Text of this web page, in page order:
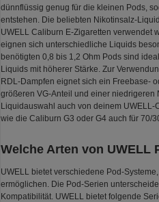
dünnflüssig genug für die kleinen Pods,
entstehen. Die beliebten Nikotinsalz-
UWELL Caliburn E-Zigaretten verwendet
eignen sich unterschiedliche Liquids
benötigten 0,8 bis 1,2 Ohm Pods sind
Liquids mit höherer Stärke. Zur
RDL-Dampfen eignet sich ein Freebase-
größeren VG-Anteil und einer niedrigeren
Liquidauswahl auch von deinem
wie die Caliburn G3 oder G4 auch für 70/
Welche Arten von UWELL
UWELL bietet verschiedene Pod-
ermöglichen. Die Pod-Serien
Kompatibilität. UWELL bietet folgende